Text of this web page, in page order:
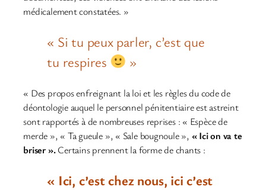
médicalement constatées. »
« Si tu peux parler, c’est que
tu respires
»
« Des propos enfreignant la loi et les règles du code de
déontologie auquel le personnel pénitentiaire est astreint
sont rapportés à de nombreuses reprises : « Espèce de
merde », « Ta gueule », « Sale bougnoule », « Ici on va te
briser ».Certains prennent la forme de chants :
« Ici, c’est chez nous, ici c’est